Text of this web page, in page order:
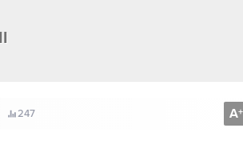
247 A+